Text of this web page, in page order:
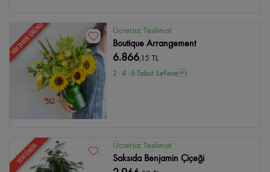
HAFTANIN ÜRÜNÜ Ücretsiz Teslimat
Boutique Arrangement
6.866,15 TL
2 - 4 - 6 Taksit Se?enei
YENİ ÜRÜN Ücretsiz Teslimat
Saksıda Benjamin Çiçeği